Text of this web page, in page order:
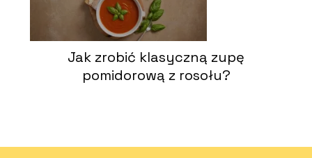
Jak zrobić klasyczną zupę
pomidorową z rosołu?